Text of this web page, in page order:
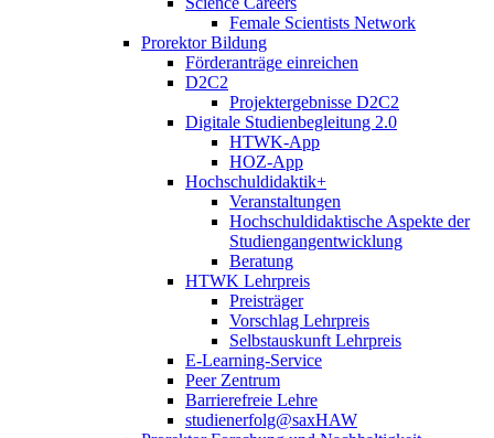
Female Scientists Network
Prorektor Bildung
Förderanträge einreichen
D2C2
Projektergebnisse D2C2
Digitale Studienbegleitung 2.0
HTWK-App
HOZ-App
Hochschuldidaktik+
Veranstaltungen
Hochschuldidaktische Aspekte der
Studiengangentwicklung
Beratung
HTWK Lehrpreis
Preisträger
Vorschlag Lehrpreis
Selbstauskunft Lehrpreis
E-Learning-Service
Peer Zentrum
Barrierefreie Lehre
studienerfolg@saxHAW